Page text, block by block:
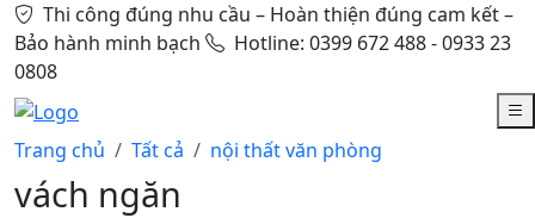
Thi công đúng nhu cầu – Hoàn thiện đúng cam kết –
Bảo hành minh bạch
Hotline: 0399 672 488 - 0933 23
0808
Trang chủ Tất cả nội thất văn phòng
vách ngăn